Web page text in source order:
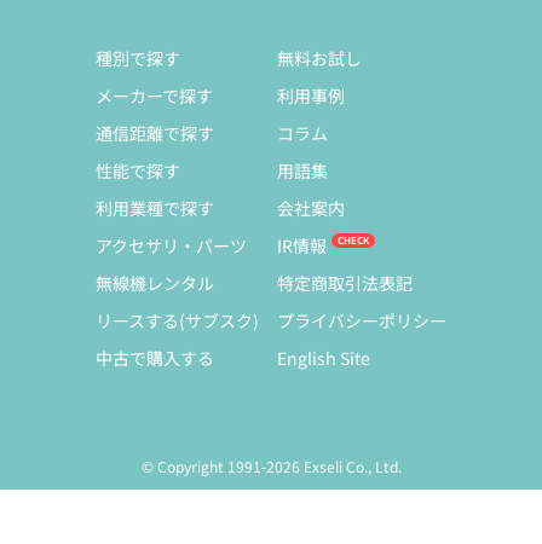
種別で探す
メーカーで探す
通信距離で探す
性能で探す
利用業種で探す
アクセサリ・パーツ
無線機レンタル
リースする(サブスク)
中古で購入する
無料お試し
利用事例
コラム
用語集
会社案内
IR情報
特定商取引法表記
プライバシーポリシー
English Site
© Copyright 1991-2026 Exseli Co., Ltd.